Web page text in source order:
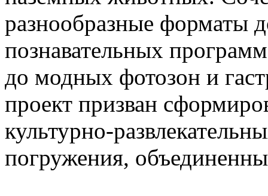
разнообразные форматы
познавательных
до модных фотозон и
проект призван
культурно-
погружения,